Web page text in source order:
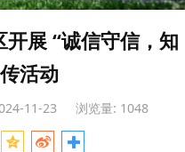
展 “诚信守信，知
活动
11-23 浏览量: 1048